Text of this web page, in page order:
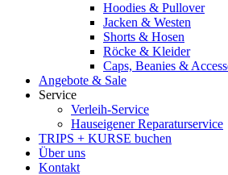
Hoodies & Pullover
Jacken & Westen
Shorts & Hosen
Röcke & Kleider
Caps, Beanies &
Angebote & Sale
Service
Verleih-Service
Hauseigener Reparaturservice
TRIPS + KURSE buchen
Über uns
Kontakt